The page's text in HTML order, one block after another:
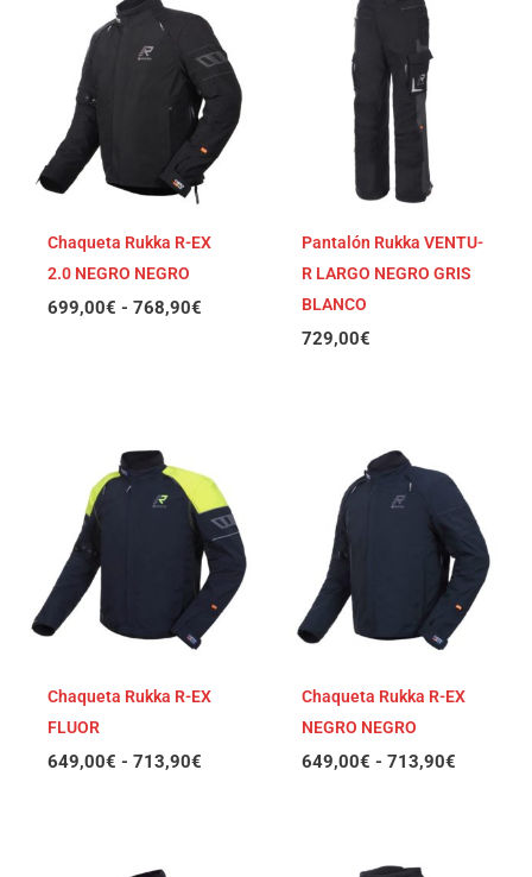
Chaqueta Rukka R-EX
2.0 NEGRO NEGRO
699,00€ - 768,90€
de
precios:
desde
699,00€
hasta
768,90€
Pantalón Rukka VENTU-
R LARGO NEGRO GRIS
BLANCO
729,00€
Chaqueta Rukka R-EX
FLUOR
649,00€ - 713,90€
precios:
desde
649,00€
hasta
713,90€
Chaqueta Rukka R-EX
NEGRO NEGRO
649,00€ - 713,90€
precios:
desde
649,00€
hasta
713,90€